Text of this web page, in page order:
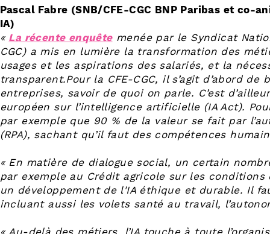
Pascal Fabre (SNB/CFE-CGC BNP Paribas et co-
IA)
« La récente enquêtemenée par le Syndicat
CGC) a mis en lumière la transformation des
usages et les aspirations des salariés, et la
transparent.Pour la CFE-CGC, il s’agit d’abord
entreprises, savoir de quoi on parle. C’est
européen sur l’intelligence artificielle (IA Act).
par exemple que 90 % de la valeur se fait par
(RPA), sachant qu’il faut des compétences
« En matière de dialogue social, un certain
par exemple au Crédit agricole sur les
un développement de l'IA éthique et durable. Il
incluant aussi les volets santé au travail,